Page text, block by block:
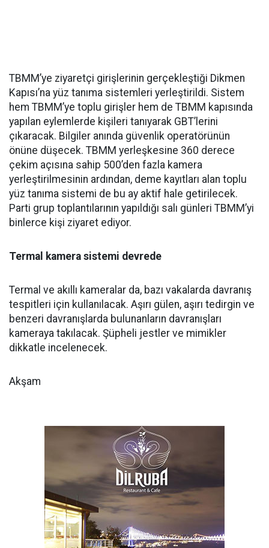
TBMM’ye ziyaretçi girişlerinin gerçekleştiği Dikmen
Kapısı’na yüz tanıma sistemleri yerleştirildi. Sistem
hem TBMM’ye toplu girişler hem de TBMM kapısında
yapılan eylemlerde kişileri tanıyarak GBT’lerini
çıkaracak. Bilgiler anında güvenlik operatörünün
önüne düşecek. TBMM yerleşkesine 360 derece
çekim açısına sahip 500’den fazla kamera
yerleştirilmesinin ardından, deme kayıtları alan toplu
yüz tanıma sistemi de bu ay aktif hale getirilecek.
Parti grup toplantılarının yapıldığı salı günleri TBMM’yi
binlerce kişi ziyaret ediyor.
Termal kamera sistemi devrede
Termal ve akıllı kameralar da, bazı vakalarda davranış
tespitleri için kullanılacak. Aşırı gülen, aşırı tedirgin ve
benzeri davranışlarda bulunanların davranışları
kameraya takılacak. Şüpheli jestler ve mimikler
dikkatle incelenecek.
Akşam